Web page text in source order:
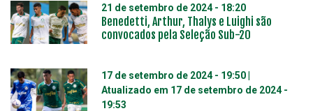
21 de setembro de 2024 - 18:20
Benedetti, Arthur, Thalys e Luighi são
convocados pela Seleção Sub-20
17 de setembro de 2024 - 19:50
Atualizado em 17 de setembro de 2024 -
19:53